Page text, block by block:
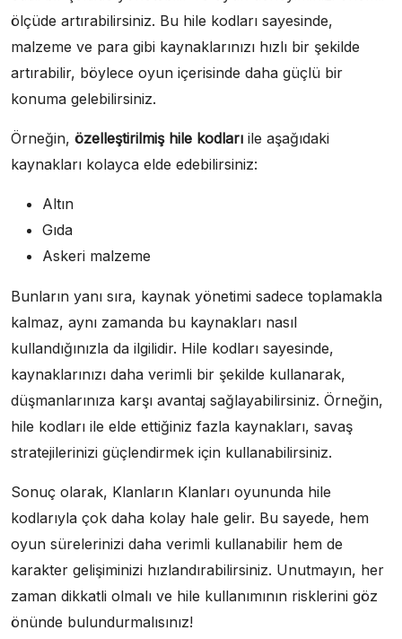
ölçüde artırabilirsiniz. Bu hile kodları sayesinde,
malzeme ve para gibi kaynaklarınızı hızlı bir şekilde
artırabilir, böylece oyun içerisinde daha güçlü bir
konuma gelebilirsiniz.
Örneğin, özelleştirilmiş hile kodları ile aşağıdaki
kaynakları kolayca elde edebilirsiniz:
Altın
Gıda
Askeri malzeme
Bunların yanı sıra, kaynak yönetimi sadece toplamakla
kalmaz, aynı zamanda bu kaynakları nasıl
kullandığınızla da ilgilidir. Hile kodları sayesinde,
kaynaklarınızı daha verimli bir şekilde kullanarak,
düşmanlarınıza karşı avantaj sağlayabilirsiniz. Örneğin,
hile kodları ile elde ettiğiniz fazla kaynakları, savaş
stratejilerinizi güçlendirmek için kullanabilirsiniz.
Sonuç olarak, Klanların Klanları oyununda hile
kodlarıyla çok daha kolay hale gelir. Bu sayede, hem
oyun sürelerinizi daha verimli kullanabilir hem de
karakter gelişiminizi hızlandırabilirsiniz. Unutmayın, her
zaman dikkatli olmalı ve hile kullanımının risklerini göz
önünde bulundurmalısınız!